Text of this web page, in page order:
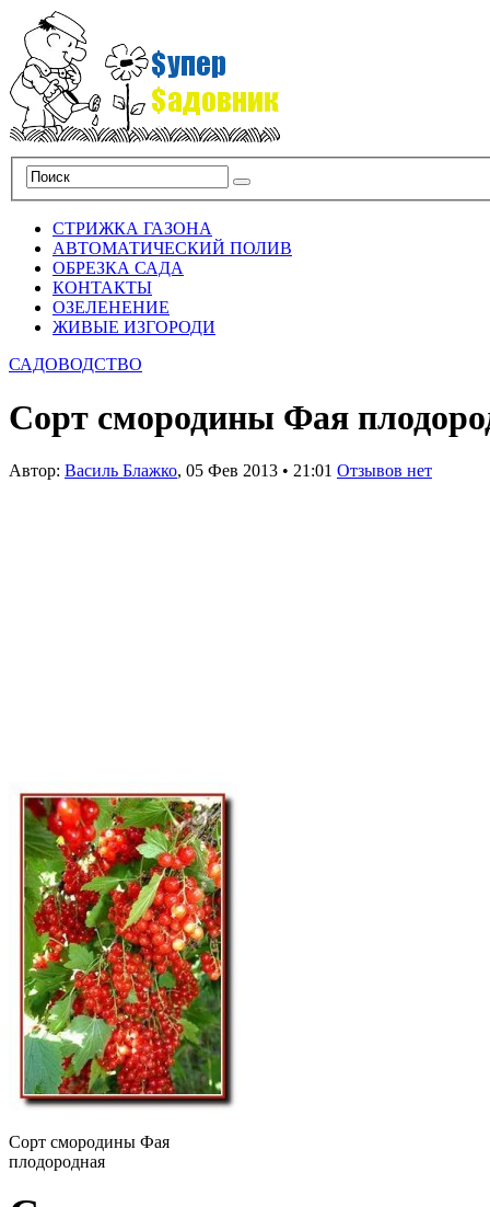
СТРИЖКА ГАЗОНА
АВТОМАТИЧЕСКИЙ ПОЛИВ
ОБРЕЗКА САДА
КОНТАКТЫ
ОЗЕЛЕНЕНИЕ
ЖИВЫЕ ИЗГОРОДИ
САДОВОДСТВО
Сорт смородины Фая
Автор: Василь Блажко, 05 Фев 2013 • 21:01 Отзывов нет
Сорт смородины Фая
плодородная